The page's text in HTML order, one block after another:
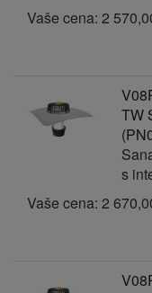
Vaše cena: 2
TW
s
Vaše cena: 2